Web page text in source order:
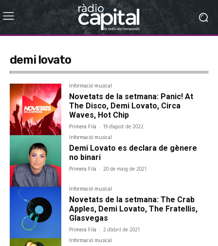
demi lovato
Informació musical
Novetats de la setmana: Panic! At
The Disco, Demi Lovato, Circa
Waves, Hot Chip
Primera Fila - 19 d'agost de 2022
Informació musical
Demi Lovato es declara de gènere
no binari
Primera Fila - 20 de maig de 2021
Informació musical
Novetats de la setmana: The Crab
Apples, Demi Lovato, The Fratellis,
Glasvegas
Primera Fila - 2 d'abril de 2021
Informació musical